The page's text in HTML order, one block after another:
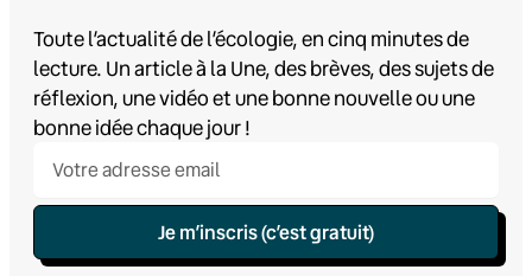
Toute l’actualité de l’écologie, en cinq minutes de
lecture. Un article à la Une, des brèves, des sujets de
réflexion, une vidéo et une bonne nouvelle ou une
bonne idée chaque jour !
Je m’inscris (c’est gratuit)